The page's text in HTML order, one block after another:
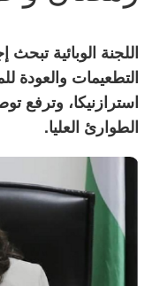
اللجنة الوبائية
التطعيمات والعودة
استرازنيكا، وترفع
الطوارئ العليا.